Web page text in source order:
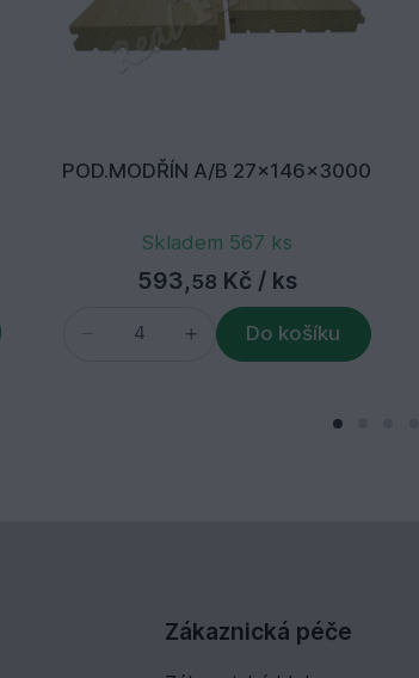
POD.MODŘÍN A/B 27x146x3000
Skladem 567 ks
593, 58 Kč / ks
Do košíku
Zákaznická péče